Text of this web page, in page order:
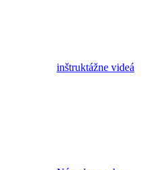
inštruktážne videá